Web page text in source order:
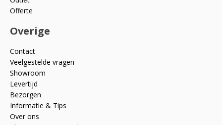
Offerte
Overige
Contact
Veelgestelde vragen
Showroom
Levertijd
Bezorgen
Informatie & Tips
Over ons